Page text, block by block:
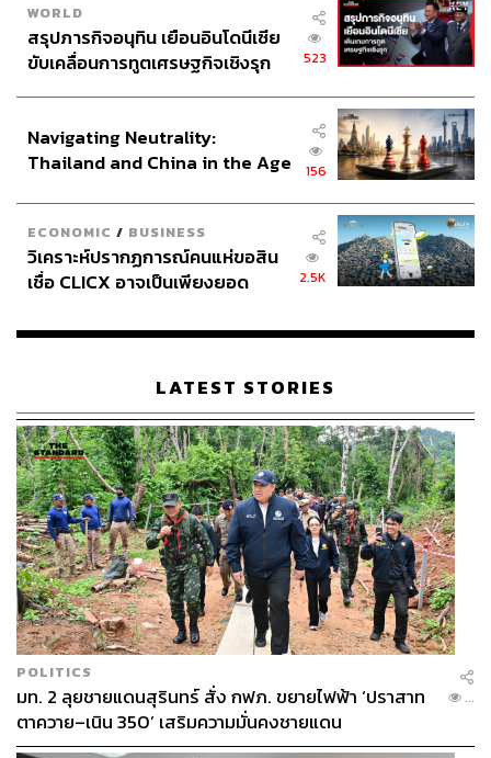
WORLD
สรุปภารกิจอนุทิน เยือนอินโดนีเซีย
ขับเคลื่อนการทูตเศรษฐกิจเชิงรุก
523
Navigating Neutrality:
Thailand and China in the Age
156
ECONOMIC / BUSINESS
วิเคราะห์ปรากฏการณ์คนแห่ขอสิน
เชื่อ CLICX อาจเป็นเพียงยอด
เรือนไทยที่ถูกซุกไว้
2.5K
LATEST STORIES
POLITICS
มท. 2 ลุยชายแดนสุรินทร์ สั่ง กฟภ. ขยายไฟฟ้า ‘ปราสาท
ตาควาย–เนิน 350’ เสริมความมั่นคงชายแดน
...